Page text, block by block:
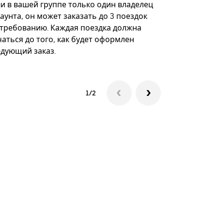
в вашей группе только один владелец
он может заказать до 3 поездок
Каждая поездка должна
до того, как будет оформлен
заказ.
1/2